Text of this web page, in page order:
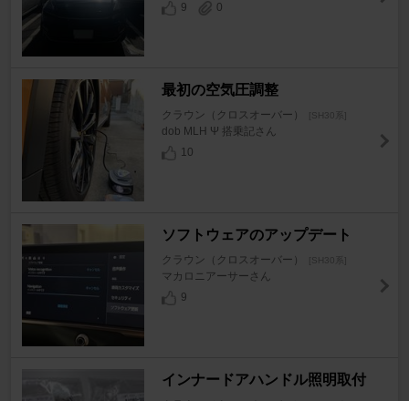
9
0
最初の空気圧調整
クラウン（クロスオーバー） [SH30系]
dob MLH Ψ 搭乗記さん
10
ソフトウェアのアップデート
クラウン（クロスオーバー） [SH30系]
マカロニアーサーさん
9
インナードアハンドル照明取付